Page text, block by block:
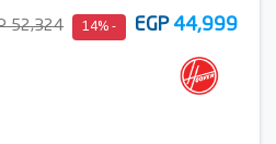
44,999
EGP
- 14%
52,324 EGP